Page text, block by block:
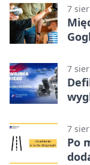
7
7
7
Po